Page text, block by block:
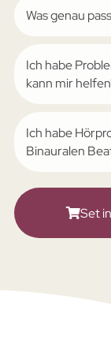
Was genau
Ich habe
kann mir
Ich habe
Binauralen
Set